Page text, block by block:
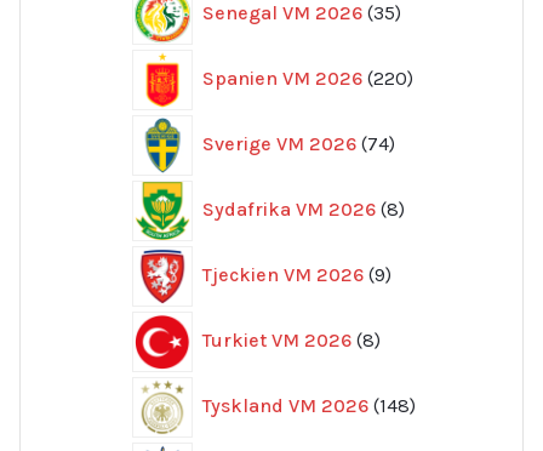
Senegal VM 2026 35
produkter
Spanien VM 2026 220
produkter
Sverige VM 2026 74
produkter
Sydafrika VM 2026 8
produkter
Tjeckien VM 2026 9
produkter
Turkiet VM 2026 8
produkter
Tyskland VM 2026 148
produkter